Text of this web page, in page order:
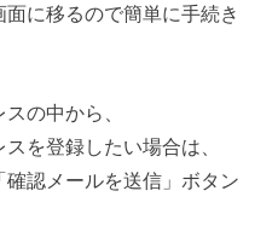
に移るので簡単に手続き
の中から、
を登録したい場合は、
認メールを送信」ボタン